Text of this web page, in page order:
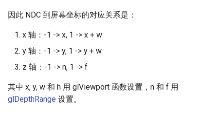
RISC-V Vector (RVV) 指令扩
SDRAM (Synchronous
Memory)
因此 NDC 到屏幕坐标的对应关系是：
x 轴：-1 -> x, 1 -> x + w
y 轴：-1 -> y, 1 -> y + w
z 轴：-1 -> n, 1 -> f
其中 x, y, w 和 h 用 glViewport 函数设置，n 和 f 用
glDepthRange 设置。